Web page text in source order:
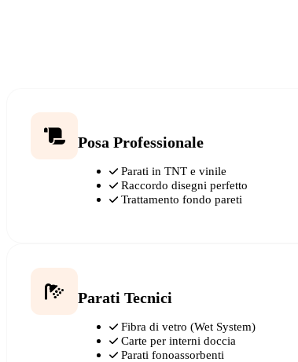
Posa Professionale
Parati in TNT e vinile
Raccordo disegni perfetto
Trattamento fondo pareti
Parati Tecnici
Fibra di vetro (Wet System)
Carte per interni doccia
Parati fonoassorbenti